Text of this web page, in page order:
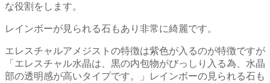
な役割をします。
レインボーが見られる石もあり非常に綺麗です。
エレスチャルアメジストの特徴は紫色が入るのが特徴ですが
「エレスチャル水晶は、黒の内包物がびっしり入る為、水晶
部の透明感が高いタイプです。」レインボーの見られる石も